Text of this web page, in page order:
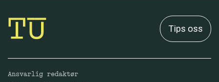
Tips oss
Ansvarlig redaktør